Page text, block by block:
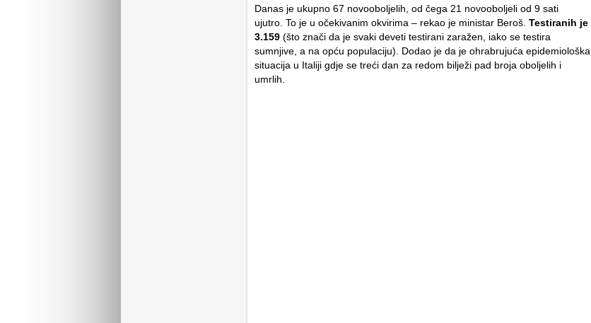
Danas je ukupno 67 novooboljelih, od čega 21 novooboljeli od 9 sati
ujutro. To je u očekivanim okvirima – rekao je ministar Beroš. Testiranih je
3.159 (što znači da je svaki deveti testirani zaražen, iako se testira
sumnjive, a na opću populaciju). Dodao je da je ohrabrujuća epidemiološka
situacija u Italiji gdje se treći dan za redom bilježi pad broja oboljelih i
umrlih.